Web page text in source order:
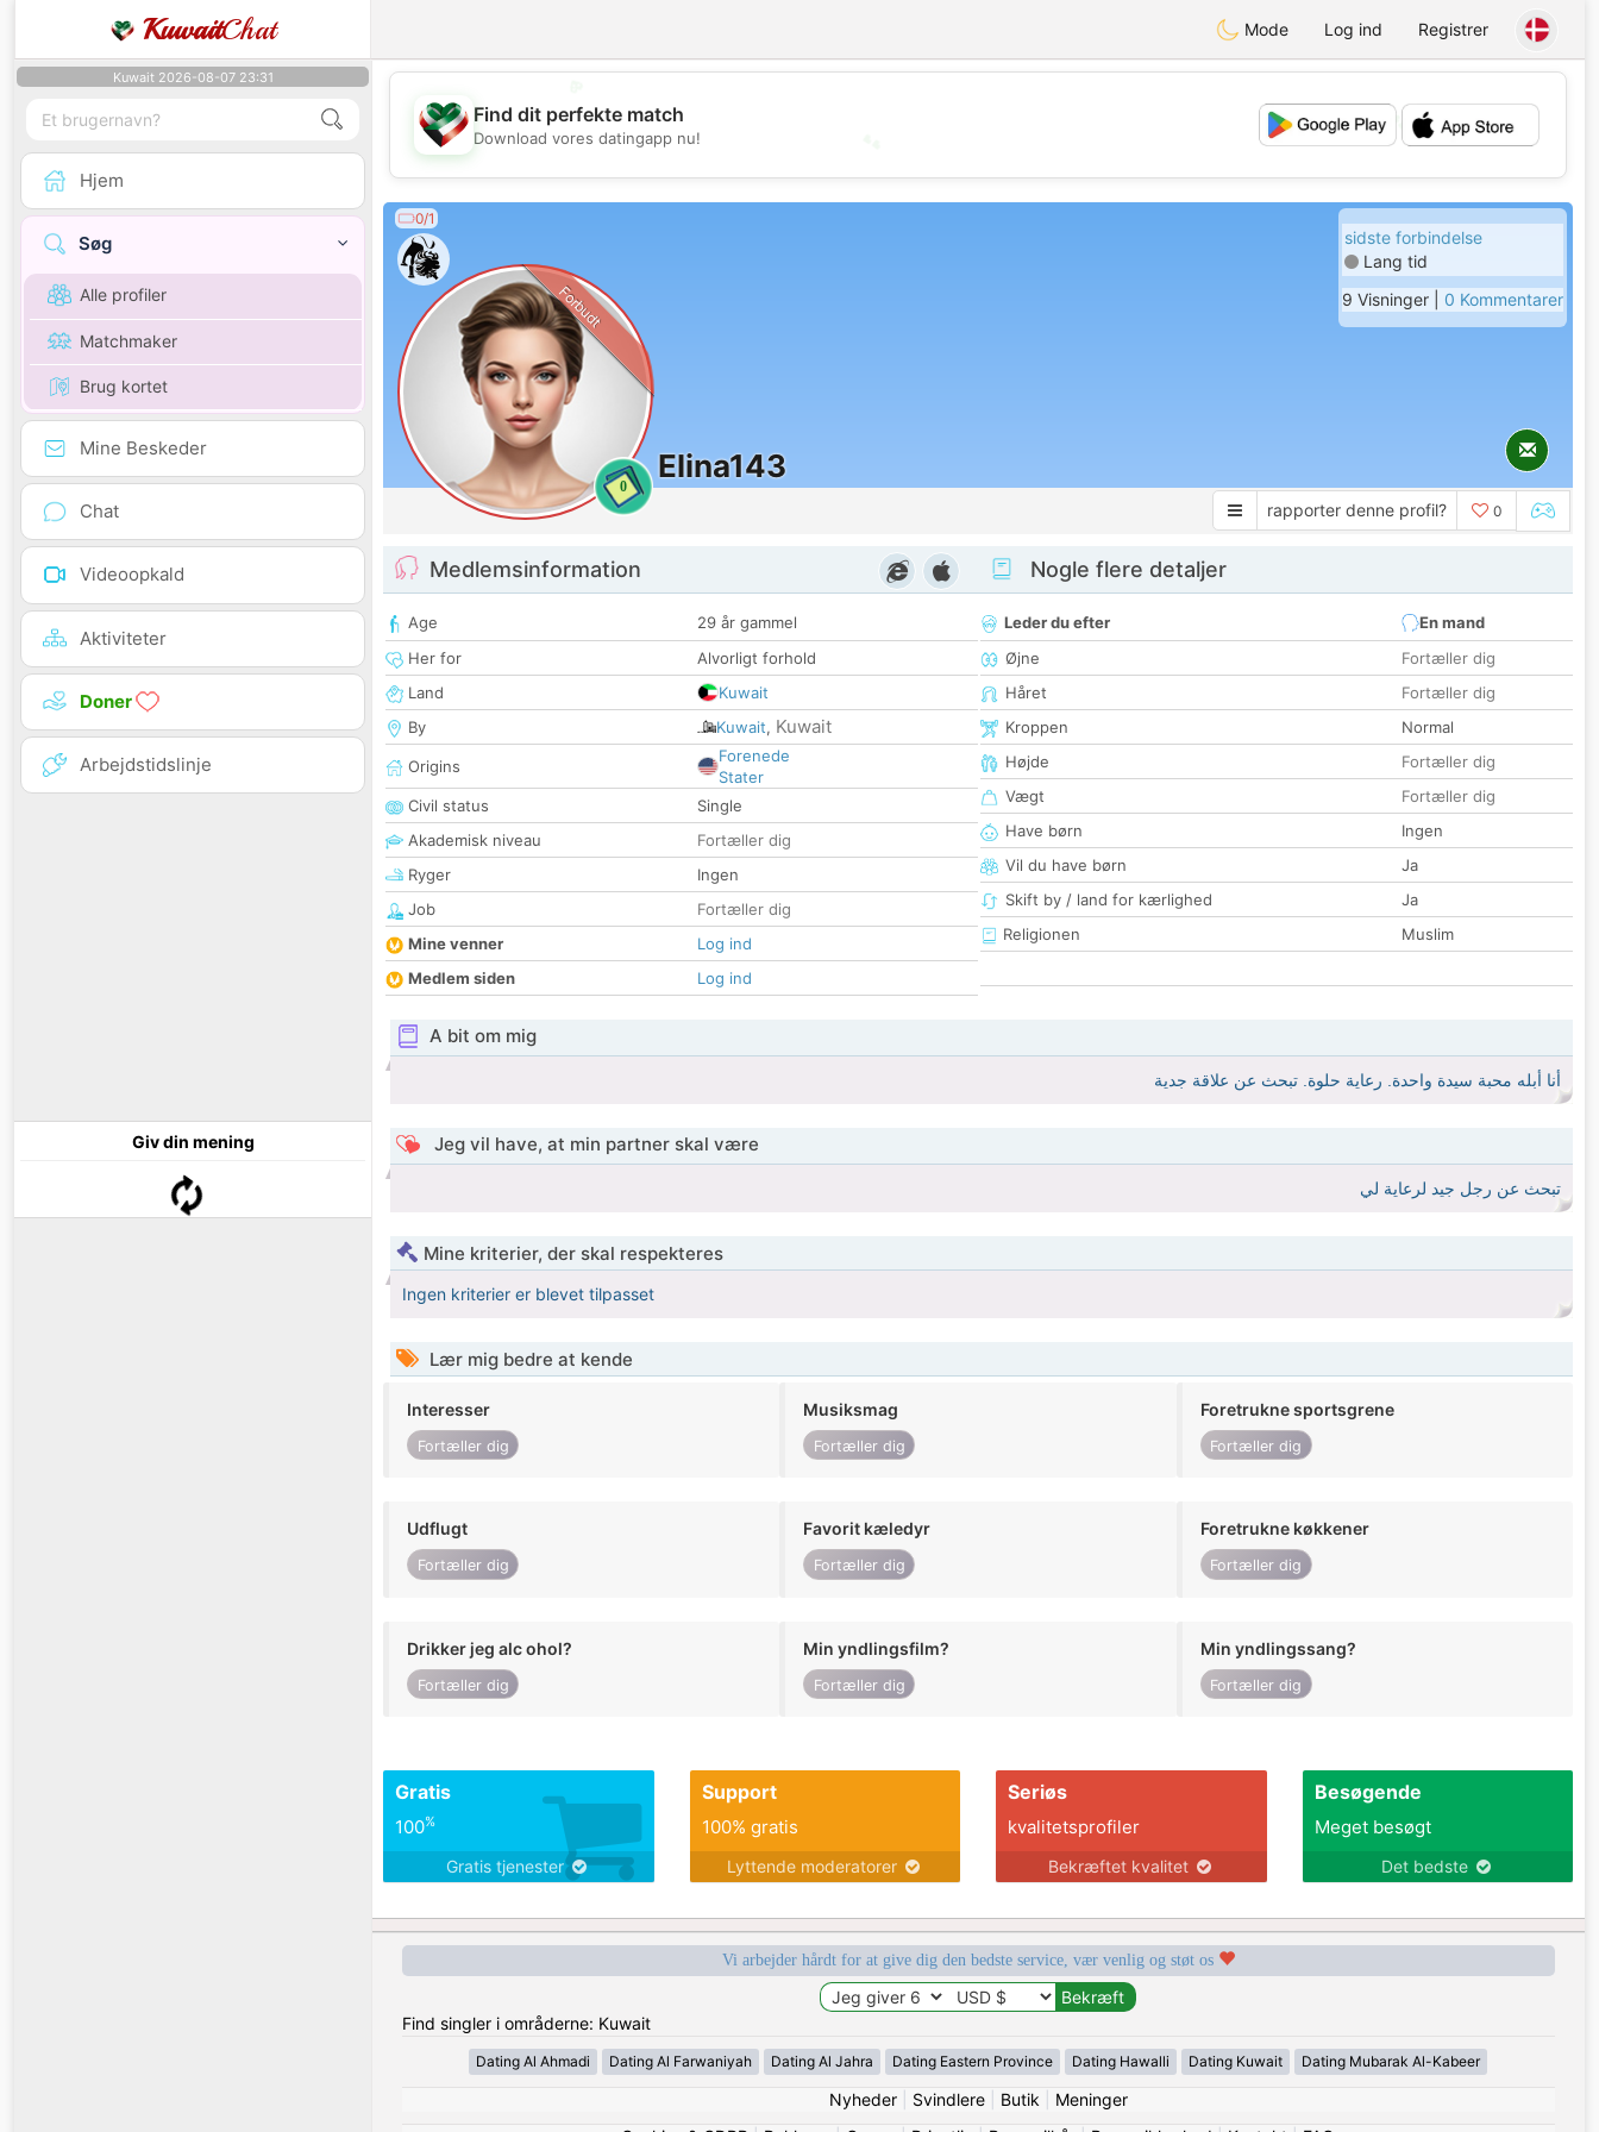
KuwaitChat Mode Log ind Registrer
Kuwait 2026-08-07 23:31
Hjem
Søg
Alle profiler
Matchmaker
Brug kortet
Mine Beskeder
Chat
Videoopkald
Aktiviteter
Doner
Arbejdstidslinje
Giv din mening
💖
💖
💕
Find dit perfekte match
Download vores datingapp nu!
0/1
0
Forbudt
Elina143
sidste forbindelse
Lang tid
9 Visninger | 0 Kommentarer
rapporter denne profil? 0
Medlemsinformation
Age
29 år gammel
Her for
Alvorligt forhold
Land
Kuwait
By
Kuwait, Kuwait
Origins
Forenede
Stater
Civil status
Single
Akademisk niveau
Fortæller dig
Ryger
Ingen
Job
Fortæller dig
Mine venner
Log ind
Medlem siden
Log ind
Nogle flere detaljer
Leder du efter
En mand
Øjne
Fortæller dig
Håret
Fortæller dig
Kroppen
Normal
Højde
Fortæller dig
Vægt
Fortæller dig
Have børn
Ingen
Vil du have børn
Ja
Skift by / land for kærlighed
Ja
Religionen
Muslim
A bit om mig
أنا أبله محبة سيدة واحدة. رعاية حلوة. تبحث عن علاقة جدية
Jeg vil have, at min partner skal være
تبحث عن رجل جيد لرعاية لي
Mine kriterier, der skal respekteres
Ingen kriterier er blevet tilpasset
Lær mig bedre at kende
Interesser
Fortæller dig
Musiksmag
Fortæller dig
Foretrukne sportsgrene
Fortæller dig
Udflugt
Fortæller dig
Favorit kæledyr
Fortæller dig
Foretrukne køkkener
Fortæller dig
Drikker jeg alc ohol?
Fortæller dig
Min yndlingsfilm?
Fortæller dig
Min yndlingssang?
Fortæller dig
Gratis
100%
Gratis tjenester
Support
100% gratis
Lyttende moderatorer
Seriøs
kvalitetsprofiler
Bekræftet kvalitet
Besøgende
Meget besøgt
Det bedste
Vi arbejder hårdt for at give dig den bedste service, vær venlig og støt os
Find singler i områderne: Kuwait
Dating Al Ahmadi Dating Al Farwaniyah Dating Al Jahra Dating Eastern Province Dating Hawalli Dating Kuwait Dating Mubarak Al-Kabeer
Nyheder| Svindlere| Butik
Meninger